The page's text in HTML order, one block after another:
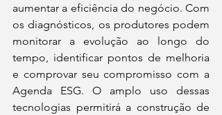
aumentar a eficiência do negócio. Com
os diagnósticos, os produtores podem
monitorar a evolução ao longo do
tempo, identificar pontos de melhoria
e comprovar seu compromisso com a
Agenda ESG. O amplo uso dessas
tecnologias permitirá a construção de